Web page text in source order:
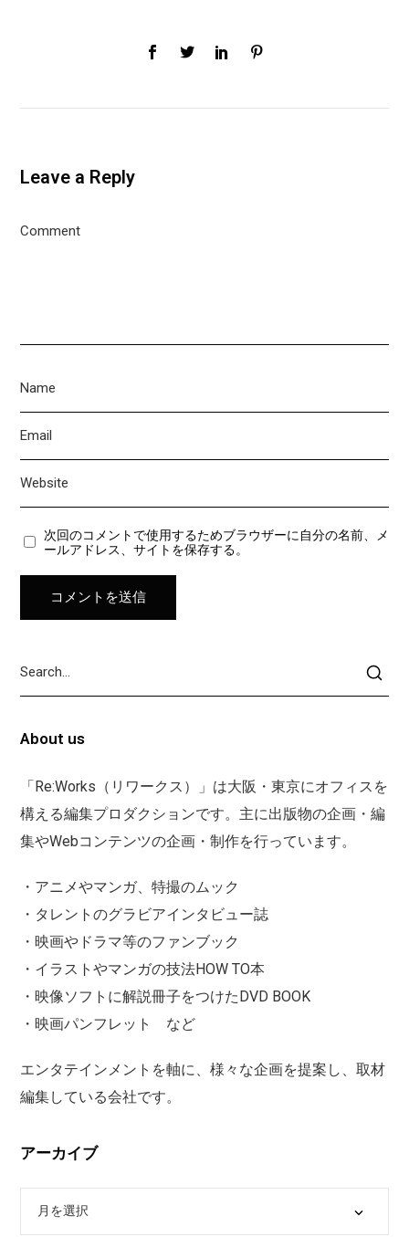
Leave a Reply
次回のコメントで使用するためブラウザーに自分の名前、メ
ールアドレス、サイトを保存する。
About us
「Re:Works（リワークス）」は大阪・東京にオフィスを
構える編集プロダクションです。主に出版物の企画・編
集やWebコンテンツの企画・制作を行っています。
・アニメやマンガ、特撮のムック
・タレントのグラビアインタビュー誌
・映画やドラマ等のファンブック
・イラストやマンガの技法HOW TO本
・映像ソフトに解説冊子をつけたDVD BOOK
・映画パンフレット など
エンタテインメントを軸に、様々な企画を提案し、取材
編集している会社です。
アーカイブ